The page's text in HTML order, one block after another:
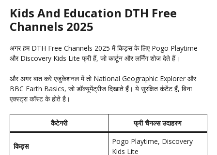
Kids And Education DTH Free
Channels 2025
अगर हम DTH Free Channels 2025 में किड्स के लिए Pogo Playtime
और Discovery Kids Lite फ्री हैं, जो कार्टून और लर्निंग शोज देते हैं।
और अगर बात करे एजुकेशनल में तो National Geographic Explorer और
BBC Earth Basics, जो डॉक्यूमेंट्रीज दिखाते हैं। ये सुरक्षित कंटेंट हैं, बिना
एक्स्ट्रा कॉस्ट के होते है।
कैटेगरी फ्री चैनल्स उदाहरण
किड्स
Pogo Playtime, Discovery
Kids Lite